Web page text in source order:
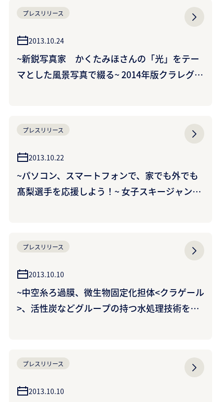
プレスリリース
2013.10.24
~新鋭写真家 かくたみほさんの「光」をテー
マとした風景写真で綴る~ 2014年版クラレグル
プレスリリース
2013.10.22
~パソコン、スマートフォンで、家でも外でも
髙梨選手を応援しよう！~ 女子スキージャンプ
プレスリリース
2013.10.10
~中空糸ろ過膜、微生物固定化担体<クラゲール
>、活性炭などグループの持つ水処理技術を紹
プレスリリース
2013.10.10